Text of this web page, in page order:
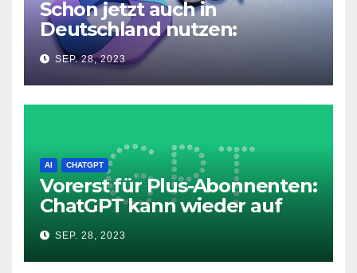
Schon jetzt auch in
Deutschland nutzen:
Microsoft Copilot in Windows
11 SEP. 28, 2023
AI CHATGPT
Vorerst für Plus-Abonnenten:
ChatGPT kann wieder auf
das Internet zugreifen
SEP. 28, 2023